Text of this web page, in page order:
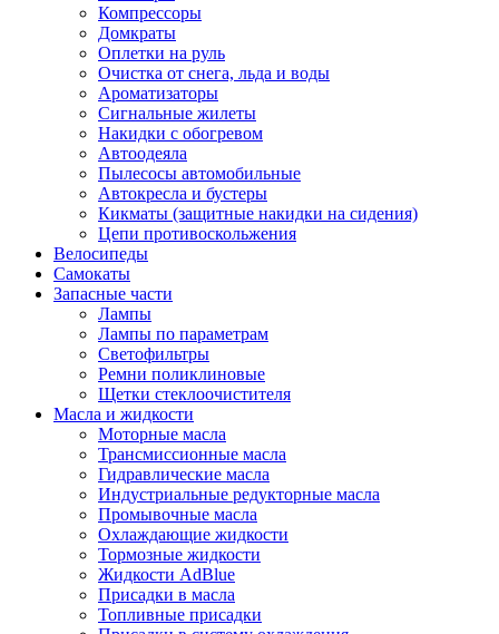
Компрессоры
Домкраты
Оплетки на руль
Очистка от снега, льда и воды
Ароматизаторы
Сигнальные жилеты
Накидки с обогревом
Автоодеяла
Пылесосы автомобильные
Автокресла и бустеры
Кикматы (защитные накидки на сидения)
Цепи противоскольжения
Велосипеды
Самокаты
Запасные части
Лампы
Лампы по параметрам
Светофильтры
Ремни поликлиновые
Щетки стеклоочистителя
Масла и жидкости
Моторные масла
Трансмиссионные масла
Гидравлические масла
Индустриальные редукторные масла
Промывочные масла
Охлаждающие жидкости
Тормозные жидкости
Жидкости AdBlue
Присадки в масла
Топливные присадки